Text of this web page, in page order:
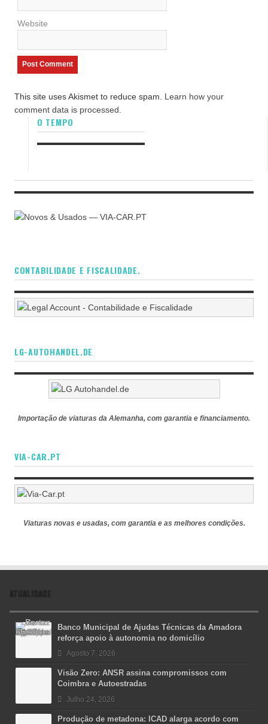
Website
This site uses Akismet to reduce spam. Learn how your
comment data is processed.
O TEMPO
CONTABILIDADE E FISCALIDADE.
LG-AUTOHANDEL.DE
Importação de viaturas da Alemanha, com garantia e financiamento.
VIA-CAR.PT
Viaturas novas e usadas, com garantia e as melhores condições.
ATUALIDADE
Banco Municipal de Ajudas Técnicas da Amadora
reforça apoio à autonomia no domicílio
Agosto 7, 2026
Visão Zero: ANSR assina compromissos com
Coimbra e Autoestradas
Julho 24, 2026
Produção de metadona: ICAD alarga acordo com